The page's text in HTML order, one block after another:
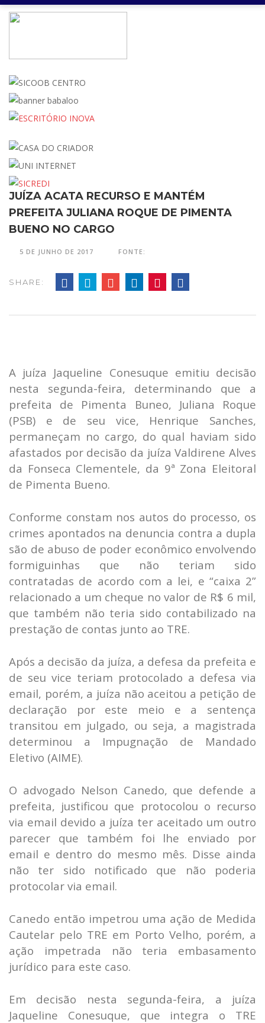
JUÍZA ACATA RECURSO E MANTÉM
PREFEITA JULIANA ROQUE DE PIMENTA
BUENO NO CARGO
5 DE JUNHO DE 2017 FONTE:
SHARE:
A juíza Jaqueline Conesuque emitiu decisão
nesta segunda-feira, determinando que a
prefeita de Pimenta Buneo, Juliana Roque
(PSB) e de seu vice, Henrique Sanches,
permaneçam no cargo, do qual haviam sido
afastados por decisão da juíza Valdirene Alves
da Fonseca Clementele, da 9ª Zona Eleitoral
de Pimenta Bueno.
Conforme constam nos autos do processo, os
crimes apontados na denuncia contra a dupla
são de abuso de poder econômico envolvendo
formiguinhas que não teriam sido
contratadas de acordo com a lei, e “caixa 2”
relacionado a um cheque no valor de R$ 6 mil,
que também não teria sido contabilizado na
prestação de contas junto ao TRE.
Após a decisão da juíza, a defesa da prefeita e
de seu vice teriam protocolado a defesa via
email, porém, a juíza não aceitou a petição de
declaração por este meio e a sentença
transitou em julgado, ou seja, a magistrada
determinou a Impugnação de Mandado
Eletivo (AIME).
O advogado Nelson Canedo, que defende a
prefeita, justificou que protocolou o recurso
via email devido a juíza ter aceitado um outro
parecer que também foi lhe enviado por
email e dentro do mesmo mês. Disse ainda
não ter sido notificado que não poderia
protocolar via email.
Canedo então impetrou uma ação de Medida
Cautelar pelo TRE em Porto Velho, porém, a
ação impetrada não teria embasamento
jurídico para este caso.
Em decisão nesta segunda-feira, a juíza
Jaqueline Conesuque, que integra o TRE